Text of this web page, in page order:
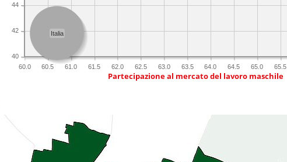
60.0 60.5 61.0 61.5 62.0 62.5 63.0 63.5 64.0 64.5 65.0 65.5
40
42
44
Italia
Partecipazione al mercato del lavoro maschile